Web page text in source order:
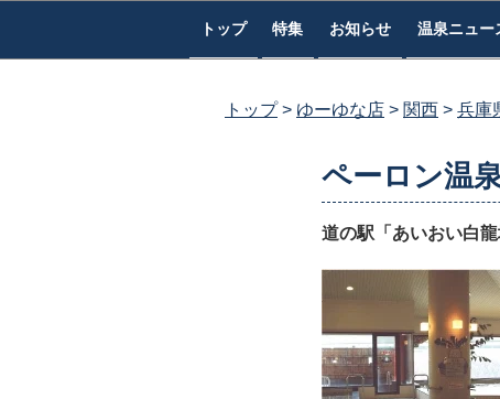
トップ 特集 お知らせ 温泉ニュー
トップ ゆーゆな店 関西 兵庫
ペーロン温
道の駅「あいおい白